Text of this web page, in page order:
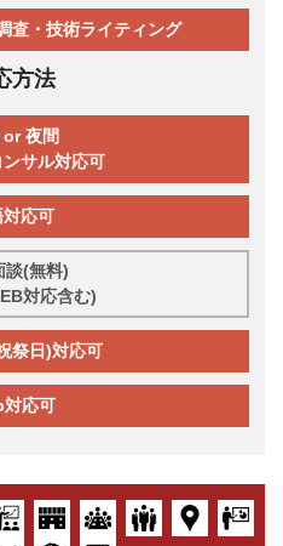
査・技術ライティング
方法
夜間
ンサル対応可
対応可
談(無料)
対応含む)
祭日)対応可
対応可